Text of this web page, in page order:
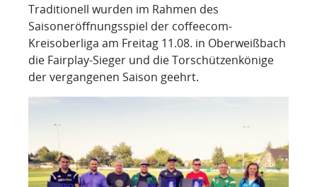
Traditionell wurden im Rahmen des
Saisoneröffnungsspiel der coffeecom-
Kreisoberliga am Freitag 11.08. in Oberweißbach
die Fairplay-Sieger und die Torschützenkönige
der vergangenen Saison geehrt.